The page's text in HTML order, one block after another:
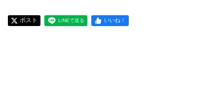
ポスト LINEで送る いいね！